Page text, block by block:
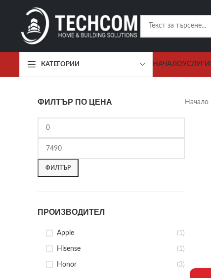
КАТЕГОРИИ НАЧАЛОУСЛУГИ
ФИЛТЪР ПО ЦЕНА
ФИЛТЪР
ПРОИЗВОДИТЕЛ
Apple (1)
Hisense (1)
Honor (3)
Начало